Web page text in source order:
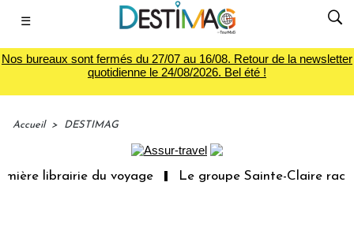
☰
Nos bureaux sont fermés du 27/07 au 16/08. Retour de la newsletter
quotidienne le 24/08/2026. Bel été !
Accueil > DESTIMAG
librairie du voyage Le groupe Sainte-Claire